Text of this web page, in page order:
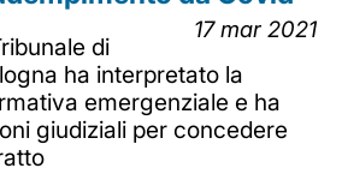
17 mar 2021
di
ha interpretato la
emergenziale e ha
giudiziali per concedere